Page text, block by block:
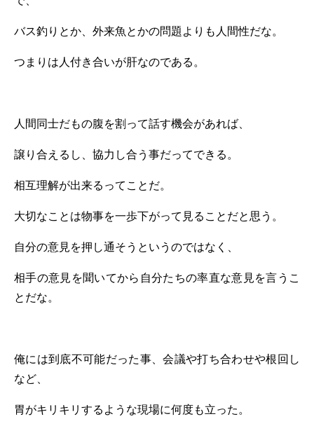
バス釣りとか、外来魚とかの問題よりも人間性だな。
つまりは人付き合いが肝なのである。
人間同士だもの腹を割って話す機会があれば、
譲り合えるし、協力し合う事だってできる。
相互理解が出来るってことだ。
大切なことは物事を一歩下がって見ることだと思う。
自分の意見を押し通そうというのではなく、
相手の意見を聞いてから自分たちの率直な意見を言うこ
とだな。
俺には到底不可能だった事、会議や打ち合わせや根回し
など、
胃がキリキリするような現場に何度も立った。